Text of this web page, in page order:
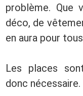
problème. Que
déco, de
en aura pour
Les places
donc nécessaire.